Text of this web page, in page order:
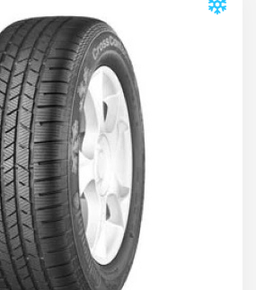
Winter 235/55
R19 101H
235/55 R19 101H